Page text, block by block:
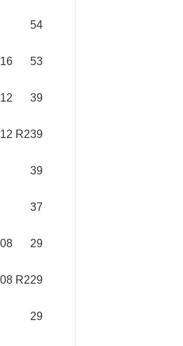
54
53
39
R239
39
37
29
R229
29